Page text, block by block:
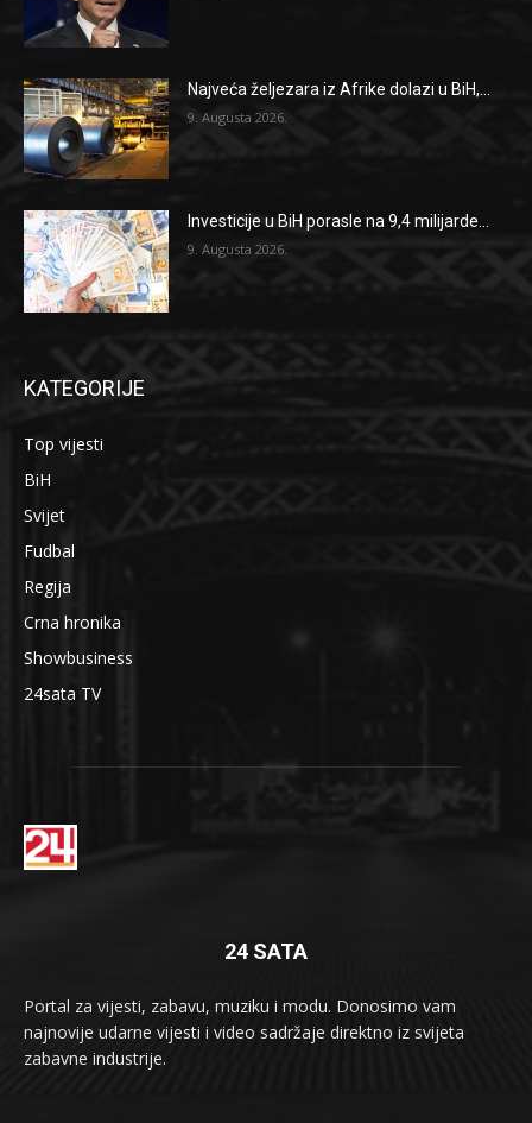
Najveća željezara iz Afrike dolazi u BiH,...
9. Augusta 2026.
Investicije u BiH porasle na 9,4 milijarde...
9. Augusta 2026.
KATEGORIJE
Top vijesti
BiH
Svijet
Fudbal
Regija
Crna hronika
Showbusiness
24sata TV
24 SATA
Portal za vijesti, zabavu, muziku i modu. Donosimo vam
najnovije udarne vijesti i video sadržaje direktno iz svijeta
zabavne industrije.